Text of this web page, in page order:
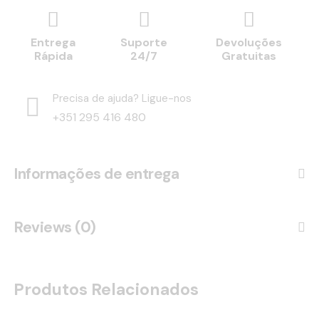
Entrega
Rápida
Suporte
24/7
Devoluções
Gratuitas
Precisa de ajuda? Ligue-nos
+351 295 416 480
Informações de entrega
Reviews (0)
Produtos Relacionados